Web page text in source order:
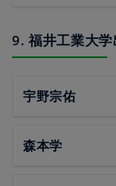
9. 福井工業大
宇野宗佑
森本学